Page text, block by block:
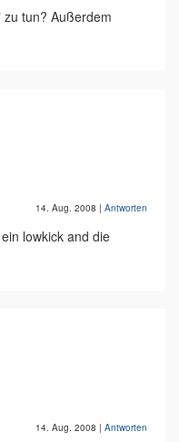
zu tun? Außerdem
14. Aug. 2008 | Antworten
lowkick and die
14. Aug. 2008 | Antworten